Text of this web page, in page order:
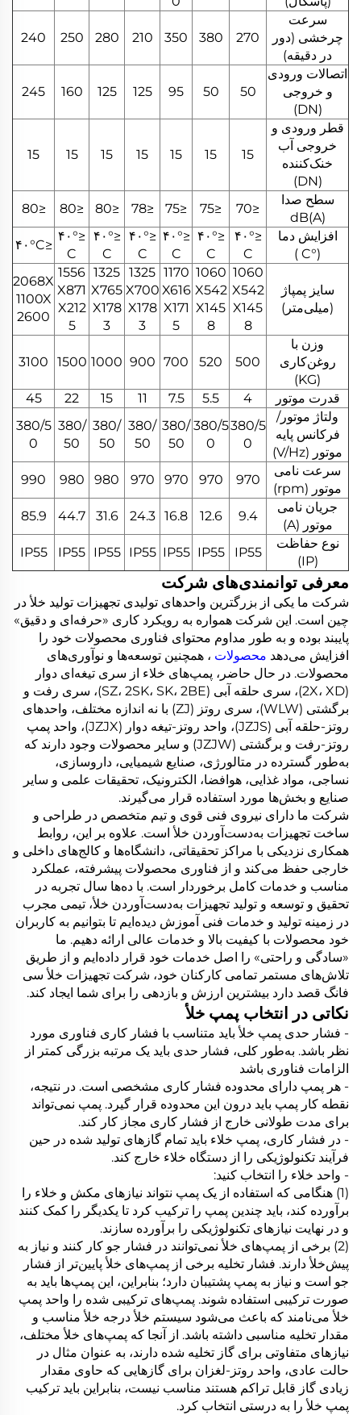
سرعت
چرخشی (دور
در دقیقه)
270
380
350
210
280
250
240
اتصالات ورودی
و خروجی
(DN)
50
50
95
125
125
160
245
قطر ورودی و
خروجی آب
خنک‌کننده
(DN)
15
15
15
15
15
15
15
سطح صدا
dB(A)
≤70
≤75
≤75
≤78
≤80
≤80
≤80
افزایش دما
(°C )
≤۴۰°
C
≤۴۰°
C
≤۴۰°
C
≤۴۰°
C
≤۴۰°
C
≤۴۰°
C
≤۴۰°C
سایز پمپاژ
(میلی‌متر)
1060
X542
X145
8
1060
X542
X145
8
1170
X616
X171
5
1325
X700
X178
3
1325
X765
X178
3
1556
X871
X212
5
2068X
1100X
2600
وزن با
روغن‌کاری
(KG)
500
520
700
900
1000
1500
3100
قدرت موتور 4
5.5
7.5
11
15
22
45
ولتاژ موتور/
فرکانس پایه
موتور (V/Hz)
380/5
0
380/5
0
380/
50
380/
50
380/
50
380/
50
380/5
0
سرعت نامی
موتور (rpm)
970
970
970
970
980
980
990
جریان نامی
موتور (A)
9.4
12.6
16.8
24.3
31.6
44.7
85.9
نوع حفاظت
(IP)
IP55
IP55
IP55
IP55
IP55
IP55
IP55
معرفی توانمندی‌های شرکت
شرکت ما یکی از بزرگترین واحدهای تولیدی تجهیزات تولید خلأ در
چین است. این شرکت همواره به رویکرد کاری «حرفه‌ای و دقیق»
پایبند بوده و به طور مداوم محتوای فناوری محصولات خود را
افزایش می‌دهد محصولات ، همچنین توسعه‌ها و نوآوری‌های
محصولات. در حال حاضر، پمپ‌های خلاء از سری تیغه‌ای دوار
(2X، XD)، سری حلقه آبی (SZ، 2SK، SK، 2BE)، سری رفت و
برگشتی (WLW)، سری روتز (ZJ) با نه اندازه مختلف، واحدهای
روتز-حلقه آبی (JZJS)، واحد روتز-تیغه دوار (JZJX)، واحد پمپ
روتز-رفت و برگشتی (JZJW) و سایر محصولات وجود دارند که
به‌طور گسترده در متالورژی، صنایع شیمیایی، داروسازی،
نساجی، مواد غذایی، هوافضا، الکترونیک، تحقیقات علمی و سایر
صنایع و بخش‌ها مورد استفاده قرار می‌گیرند.
شرکت ما دارای نیروی فنی قوی و تیم متخصص در طراحی و
ساخت تجهیزات به‌دست‌آوردن خلأ است. علاوه بر این، روابط
همکاری نزدیکی با مراکز تحقیقاتی، دانشگاه‌ها و کالج‌های داخلی و
خارجی حفظ می‌کند و از فناوری محصولات پیشرفته، عملکرد
مناسب و خدمات کامل برخوردار است. با ده‌ها سال تجربه در
تحقیق و توسعه و تولید تجهیزات به‌دست‌آوردن خلأ، تیمی مجرب
در زمینه تولید و خدمات فنی آموزش دیده‌ایم تا بتوانیم به کاربران
خود محصولات با کیفیت بالا و خدمات عالی ارائه دهیم. ما
«سادگی و راحتی» را اصل خدمات خود قرار داده‌ایم و از طریق
تلاش‌های مستمر تمامی کارکنان خود، شرکت تجهیزات خلأ سی
فانگ قصد دارد بیشترین ارزش و بازدهی را برای شما ایجاد کند.
نکاتی در انتخاب پمپ خلأ
- فشار حدی پمپ خلأ باید متناسب با فشار کاری فناوری مورد
نظر باشد. به‌طور کلی، فشار حدی باید یک مرتبه بزرگی کمتر از
الزامات فناوری باشد
- هر پمپ دارای محدوده فشار کاری مشخصی است. در نتیجه،
نقطه کار پمپ باید درون این محدوده قرار گیرد. پمپ نمی‌تواند
برای مدت طولانی خارج از فشار کاری مجاز کار کند.
- در فشار کاری، پمپ خلاء باید تمام گازهای تولید شده در حین
فرآیند تکنولوژیکی را از دستگاه خلاء خارج کند.
- واحد خلاء را انتخاب کنید:
(1) هنگامی که استفاده از یک پمپ نتواند نیازهای مکش و خلاء را
برآورده کند، باید چندین پمپ را ترکیب کرد تا یکدیگر را کمک کنند
و در نهایت نیازهای تکنولوژیکی را برآورده سازند.
(2) برخی از پمپ‌های خلأ نمی‌توانند در فشار جو کار کنند و نیاز به
پیش‌خلأ دارند. فشار تخلیه برخی از پمپ‌های خلأ پایین‌تر از فشار
جو است و نیاز به پمپ پشتیبان دارد؛ بنابراین، این پمپ‌ها باید به
صورت ترکیبی استفاده شوند. پمپ‌های ترکیبی شده را واحد پمپ
خلأ می‌نامند که باعث می‌شود سیستم خلأ درجه خلأ مناسب و
مقدار تخلیه مناسبی داشته باشد. از آنجا که پمپ‌های خلأ مختلف،
نیازهای متفاوتی برای گاز تخلیه شده دارند، به عنوان مثال در
حالت عادی، واحد روتز-لغزان برای گازهایی که حاوی مقدار
زیادی گاز قابل تراکم هستند مناسب نیست، بنابراین باید ترکیب
پمپ خلأ را به درستی انتخاب کرد.